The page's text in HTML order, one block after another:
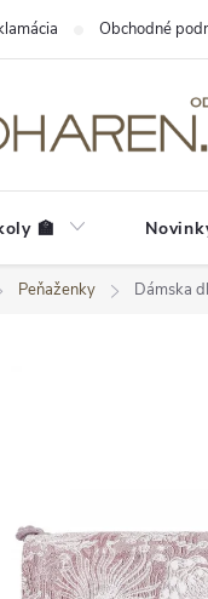
Obchodné
🏫
Peňaženky Dámska